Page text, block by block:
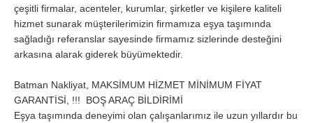
çeşitli firmalar, acenteler, kurumlar, şirketler ve kişilere kaliteli
hizmet sunarak müşterilerimizin firmamıza eşya taşımında
sağladığı referanslar sayesinde firmamız sizlerinde desteğini
arkasına alarak giderek büyümektedir.
Batman Nakliyat, MAKSİMUM HİZMET MİNİMUM FİYAT
GARANTİSİ, !!! BOŞ ARAÇ BİLDİRİMİ
Eşya taşımında deneyimi olan çalışanlarımız ile uzun yıllardır bu